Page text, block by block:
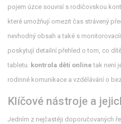
pojem úzce souvisí s rodičovskou
které umožňují omezit čas strávený
nevhodný obsah a také s
poskytují detailní přehled o tom, co
tabletu. kontrola dětí online tak není
rodinné komunikace a vzdělávání o
Klíčové nástroje a
Jedním z nejčastěji doporučovaných